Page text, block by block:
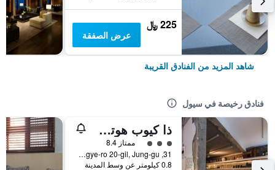
225 ﷼
عرض الصفقة
شاهد المزيد من الفنادق القريبة
فنادق رخيصة في سيول
ذا كيوب هوتل - دار ضيافة
تقييم فئة 3ممتاز 8.4
31, Toegye-ro 20-gil, Jung-gu, سيول, كوريا الجنوبية
0.8 كيلومتر عن وسط المدينة